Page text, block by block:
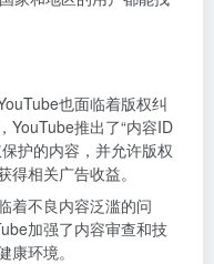
也面临着版权纠
YouTube推出了“内容ID
护的内容，并允许版权
相关广告收益。
着不良内容泛滥的问
加强了内容审查和技
环境。